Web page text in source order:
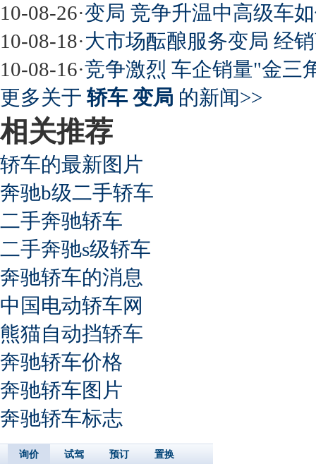
10-08-26·变局 竞争升温中高级车
10-08-18·大市场酝酿服务变局 经
10-08-16·竞争激烈 车企销量"金三
更多关于 轿车 变局 的新闻>>
相关推荐
轿车的最新图片
奔驰b级二手轿车
二手奔驰轿车
二手奔驰s级轿车
奔驰轿车的消息
中国电动轿车网
熊猫自动挡轿车
奔驰轿车价格
奔驰轿车图片
奔驰轿车标志
询价 试驾 预订 置换